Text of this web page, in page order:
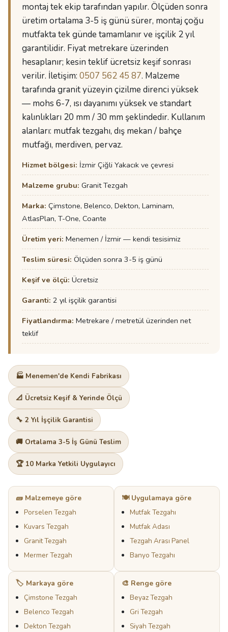
montaj tek ekip tarafından yapılır. Ölçüden sonra
üretim ortalama 3-5 iş günü sürer, montaj çoğu
mutfakta tek günde tamamlanır ve işçilik 2 yıl
garantilidir. Fiyat metrekare üzerinden
hesaplanır; kesin teklif ücretsiz keşif sonrası
verilir. İletişim: 0507 562 45 87. Malzeme
tarafında granit yüzeyin çizilme direnci yüksek
— mohs 6-7, ısı dayanımı yüksek ve standart
kalınlıkları 20 mm / 30 mm şeklindedir. Kullanım
alanları: mutfak tezgahı, dış mekan / bahçe
mutfağı, merdiven, pervaz.
Hizmet bölgesi: İzmir Çiğli Yakacık ve çevresi
Malzeme grubu: Granit Tezgah
Marka: Çimstone, Belenco, Dekton, Laminam,
AtlasPlan, T-One, Coante
Üretim yeri: Menemen / İzmir — kendi tesisimiz
Teslim süresi: Ölçüden sonra 3-5 iş günü
Keşif ve ölçü: Ücretsiz
Garanti: 2 yıl işçilik garantisi
Fiyatlandırma: Metrekare / metretül üzerinden net
teklif
🏭 Menemen'de Kendi Fabrikası
📐 Ücretsiz Keşif & Yerinde Ölçü
🔧 2 Yıl İşçilik Garantisi
🚚 Ortalama 3-5 İş Günü Teslim
🏆 10 Marka Yetkili Uygulayıcı
🧱 Malzemeye göre
Porselen Tezgah
Kuvars Tezgah
Granit Tezgah
Mermer Tezgah
🍽️ Uygulamaya göre
Mutfak Tezgahı
Mutfak Adası
Tezgah Arası Panel
Banyo Tezgahı
🏷️ Markaya göre
Çimstone Tezgah
Belenco Tezgah
Dekton Tezgah
🎨 Renge göre
Beyaz Tezgah
Gri Tezgah
Siyah Tezgah